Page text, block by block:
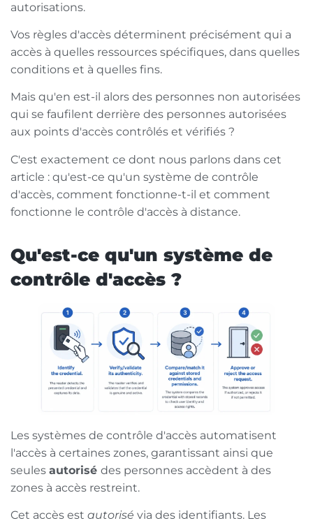
autorisations.
Vos règles d'accès déterminent précisément qui a
accès à quelles ressources spécifiques, dans quelles
conditions et à quelles fins.
Mais qu'en est-il alors des personnes non autorisées
qui se faufilent derrière des personnes autorisées
aux points d'accès contrôlés et vérifiés ?
C'est exactement ce dont nous parlons dans cet
article : qu'est-ce qu'un système de contrôle
d'accès, comment fonctionne-t-il et comment
fonctionne le contrôle d'accès à distance.
Qu'est-ce qu'un système de
contrôle d'accès ?
Les systèmes de contrôle d'accès automatisent
l'accès à certaines zones, garantissant ainsi que
seules autorisé des personnes accèdent à des
zones à accès restreint.
Cet accès est autorisé via des identifiants. Les